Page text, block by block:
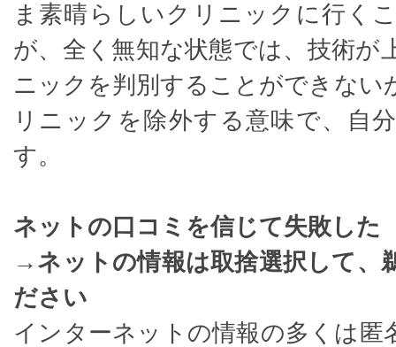
ま素晴らしいクリニックに行く
が、全く無知な状態では、技術が
ニックを判別することができない
リニックを除外する意味で、自
す。
ネットの口コミを信じて失敗した
→ネットの情報は取捨選択して、
ださい
インターネットの情報の多くは匿